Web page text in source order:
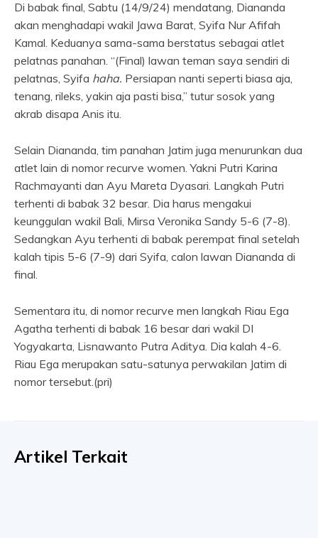
Di babak final, Sabtu (14/9/24) mendatang, Diananda
akan menghadapi wakil Jawa Barat, Syifa Nur Afifah
Kamal. Keduanya sama-sama berstatus sebagai atlet
pelatnas panahan. “(Final) lawan teman saya sendiri di
pelatnas, Syifa haha. Persiapan nanti seperti biasa aja,
tenang, rileks, yakin aja pasti bisa,” tutur sosok yang
akrab disapa Anis itu.
Selain Diananda, tim panahan Jatim juga menurunkan dua
atlet lain di nomor recurve women. Yakni Putri Karina
Rachmayanti dan Ayu Mareta Dyasari. Langkah Putri
terhenti di babak 32 besar. Dia harus mengakui
keunggulan wakil Bali, Mirsa Veronika Sandy 5-6 (7-8).
Sedangkan Ayu terhenti di babak perempat final setelah
kalah tipis 5-6 (7-9) dari Syifa, calon lawan Diananda di
final.
Sementara itu, di nomor recurve men langkah Riau Ega
Agatha terhenti di babak 16 besar dari wakil DI
Yogyakarta, Lisnawanto Putra Aditya. Dia kalah 4-6.
Riau Ega merupakan satu-satunya perwakilan Jatim di
nomor tersebut.(pri)
Artikel Terkait